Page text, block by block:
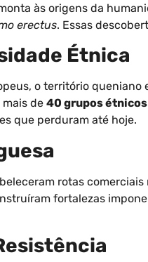
às origens da
erectus. Essas
Étnica
o território
de 40 grupos étnicos
que perduram até hoje.
rotas
fortalezas